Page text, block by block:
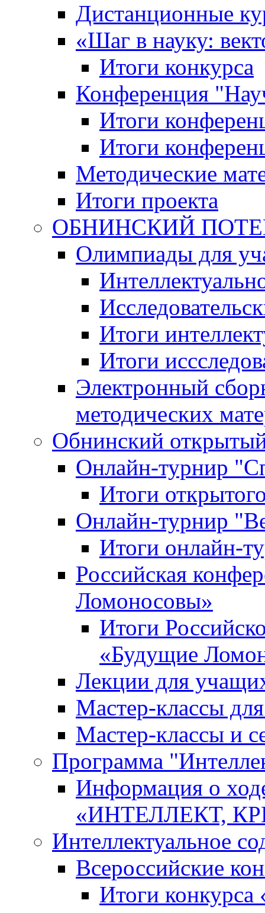
Дистанционные
«Шаг в науку:
Итоги конкурса
Конференция
Итоги
Итоги
Методические
Итоги проекта
ОБНИНСКИЙ
Олимпиады для
Итоги
Итоги
Электронный
методических
Обнинский
Онлайн-турнир
Итоги
Онлайн-турнир
Итоги онлайн-
Российская
Ломоносовы»
Итоги
«Будущие
Лекции для
Мастер-классы
Мастер-классы и
Программа
Информация о
«ИНТЕЛЛЕКТ,
Интеллектуальное
Всероссийские
Итоги конкурса